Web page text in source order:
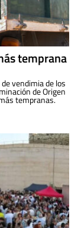
temprana
vendimia de los
de Origen
tempranas.